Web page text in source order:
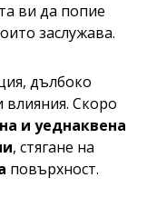
ви да попие
заслужава.
дълбоко
Скоро
и уеднаквена
, стягане на
повърхност.